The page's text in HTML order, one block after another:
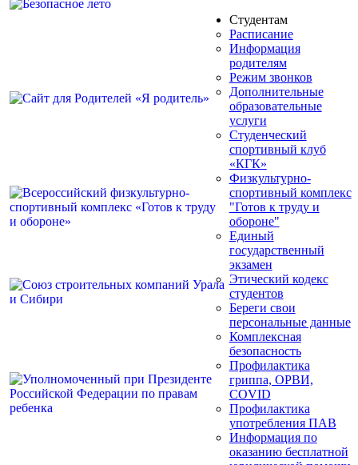
Студентам
Расписание
Информация
родителям
Режим звонков
Дополнительные
образовательные
услуги
Студенческий
спортивный клуб
«КГК»
Физкультурно-
спортивный комплекс
"Готов к труду и
обороне"
Единый
государственный
экзамен
Этический кодекс
студентов
Береги свои
персональные данные
Комплексная
безопасность
Профилактика
гриппа, ОРВИ,
COVID
Профилактика
употребления ПАВ
Информация по
оказанию бесплатной